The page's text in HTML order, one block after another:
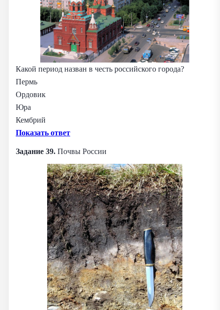
Какой период назван в честь российского города?
Пермь
Ордовик
Юра
Кембрий
Показать ответ
Задание 39. Почвы России